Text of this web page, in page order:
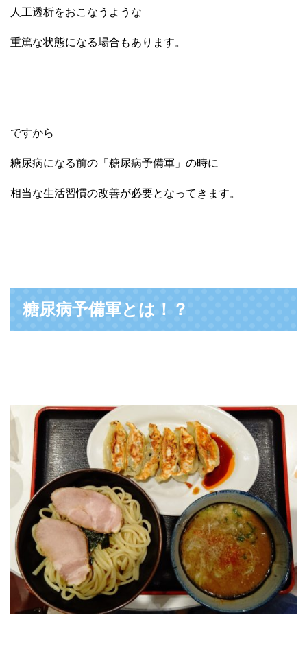
人工透析をおこなうような
重篤な状態になる場合もあります。
ですから
糖尿病になる前の「糖尿病予備軍」の時に
相当な生活習慣の改善が必要となってきます。
糖尿病予備軍とは！？